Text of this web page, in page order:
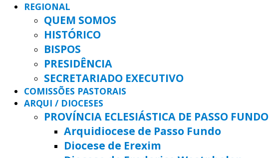
REGIONAL
QUEM SOMOS
HISTÓRICO
BISPOS
PRESIDÊNCIA
SECRETARIADO EXECUTIVO
COMISSÕES PASTORAIS
ARQUI / DIOCESES
PROVÍNCIA ECLESIÁSTICA DE PASSO FUNDO
Arquidiocese de Passo Fundo
Diocese de Erexim